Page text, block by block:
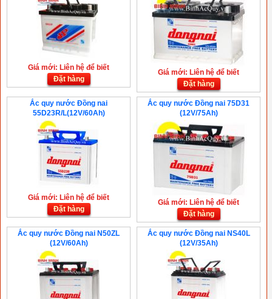
Giá mới: Liên hệ để biết
Đặt hàng
Giá mới: Liên hệ để biết
Đặt hàng
Ắc quy nước Đồng nai
55D23R/L(12V/60Ah)
Giá mới: Liên hệ để biết
Đặt hàng
Ắc quy nước Đồng nai 75D31
(12V/75Ah)
Giá mới: Liên hệ để biết
Đặt hàng
Ắc quy nước Đồng nai N50ZL
(12V/60Ah)
Ắc quy nước Đồng nai NS40L
(12V/35Ah)